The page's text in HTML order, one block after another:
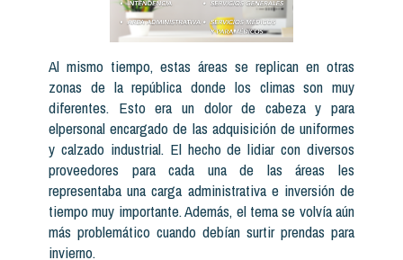
Al mismo tiempo, estas áreas se replican en otras
zonas de la república donde los climas son muy
diferentes. Esto era un dolor de cabeza y para
elpersonal encargado de las adquisición de uniformes
y calzado industrial. El hecho de lidiar con diversos
proveedores para cada una de las áreas les
representaba una carga administrativa e inversión de
tiempo muy importante. Además, el tema se volvía aún
más problemático cuando debían surtir prendas para
invierno.